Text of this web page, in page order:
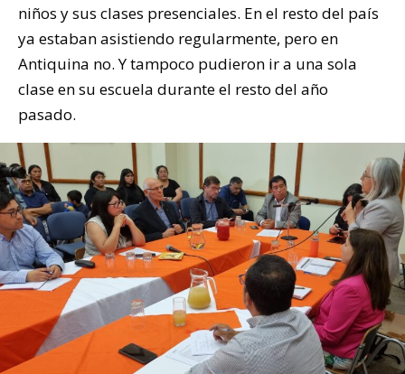
niños y sus clases presenciales. En el resto del país
ya estaban asistiendo regularmente, pero en
Antiquina no. Y tampoco pudieron ir a una sola
clase en su escuela durante el resto del año
pasado.